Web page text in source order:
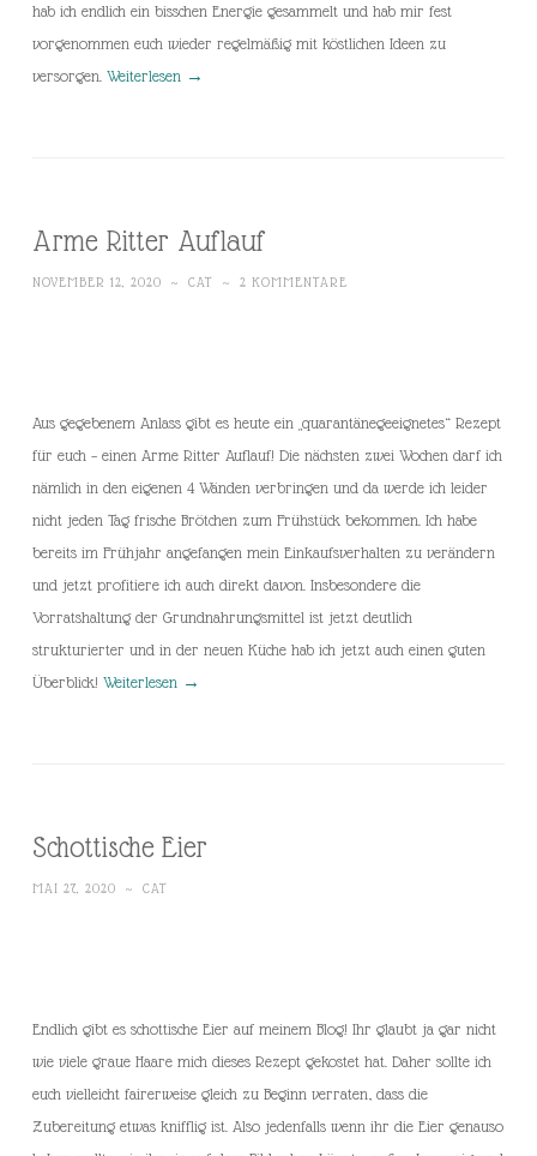
hab ich endlich ein bisschen Energie gesammelt und hab mir fest
vorgenommen euch wieder regelmäßig mit köstlichen Ideen zu
versorgen. Weiterlesen →
Arme Ritter Auflauf
NOVEMBER 12, 2020 ~ CAT ~ 2 KOMMENTARE
Aus gegebenem Anlass gibt es heute ein „quarantänegeeignetes“ Rezept
für euch – einen Arme Ritter Auflauf! Die nächsten zwei Wochen darf ich
nämlich in den eigenen 4 Wänden verbringen und da werde ich leider
nicht jeden Tag frische Brötchen zum Frühstück bekommen. Ich habe
bereits im Frühjahr angefangen mein Einkaufsverhalten zu verändern
und jetzt profitiere ich auch direkt davon. Insbesondere die
Vorratshaltung der Grundnahrungsmittel ist jetzt deutlich
strukturierter und in der neuen Küche hab ich jetzt auch einen guten
Überblick! Weiterlesen →
Schottische Eier
MAI 27, 2020 ~ CAT
Endlich gibt es schottische Eier auf meinem Blog! Ihr glaubt ja gar nicht
wie viele graue Haare mich dieses Rezept gekostet hat. Daher sollte ich
euch vielleicht fairerweise gleich zu Beginn verraten, dass die
Zubereitung etwas knifflig ist. Also jedenfalls wenn ihr die Eier genauso